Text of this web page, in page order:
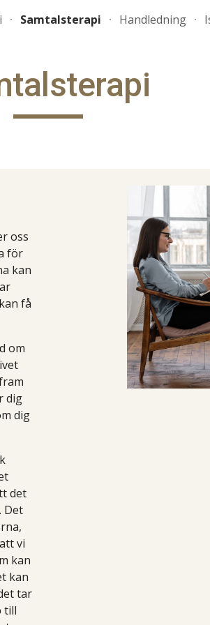
Skip to
Samtalsterapi Handledning
oss
för
kan
få
om
dig
dig
det
Det
vi
kan
kan
tar
till